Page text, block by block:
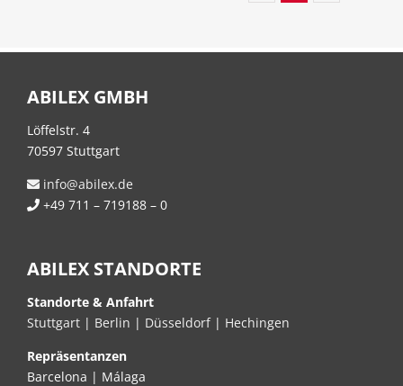
ABILEX GMBH
Löffelstr. 4
70597 Stuttgart
info@abilex.de
+49 711 – 719188 – 0
ABILEX STANDORTE
Standorte & Anfahrt
Stuttgart | Berlin | Düsseldorf | Hechingen
Repräsentanzen
Barcelona | Málaga